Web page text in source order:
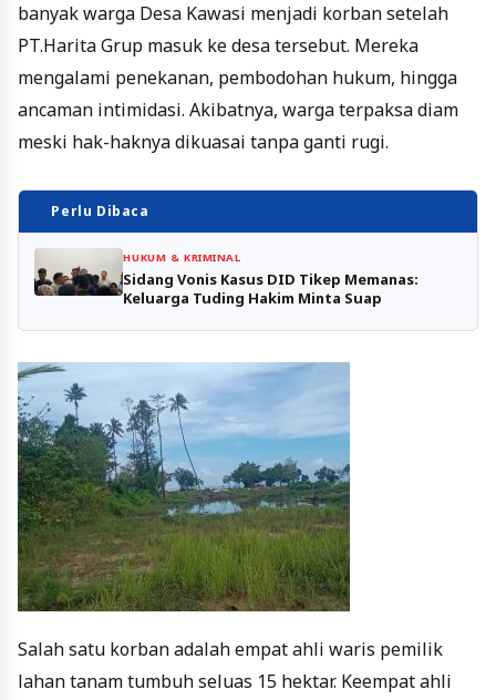
banyak warga Desa Kawasi menjadi korban setelah
PT.Harita Grup masuk ke desa tersebut. Mereka
mengalami penekanan, pembodohan hukum, hingga
ancaman intimidasi. Akibatnya, warga terpaksa diam
meski hak-haknya dikuasai tanpa ganti rugi.
Perlu Dibaca
HUKUM & KRIMINAL
Sidang Vonis Kasus DID Tikep Memanas:
Keluarga Tuding Hakim Minta Suap
Salah satu korban adalah empat ahli waris pemilik
lahan tanam tumbuh seluas 15 hektar. Keempat ahli